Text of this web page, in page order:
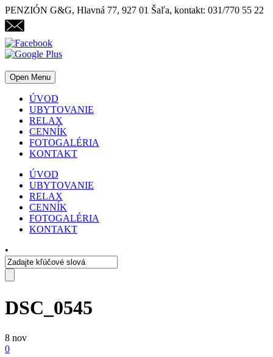
PENZIÓN G&G, Hlavná 77, 927 01 Šaľa, kontakt: 031/770 55 22
Open Menu
ÚVOD
UBYTOVANIE
RELAX
CENNÍK
FOTOGALÉRIA
KONTAKT
ÚVOD
UBYTOVANIE
RELAX
CENNÍK
FOTOGALÉRIA
KONTAKT
•
DSC_0545
8 nov
0